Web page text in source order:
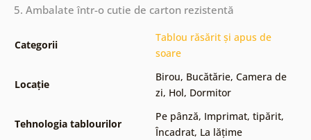
5. Ambalate într-o cutie de carton rezistentă
Categorii
Tablou răsărit și apus de
soare
Locație
Birou, Bucătărie, Camera de
zi, Hol, Dormitor
Tehnologia tablourilor
Pe pânză, Imprimat, tipărit,
Încadrat, La lățime